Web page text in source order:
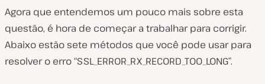
Agora que entendemos um pouco mais sobre esta
questão, é hora de começar a trabalhar para corrigir.
Abaixo estão sete métodos que você pode usar para
resolver o erro “SSL_ERROR_RX_RECORD_TOO_LONG”.